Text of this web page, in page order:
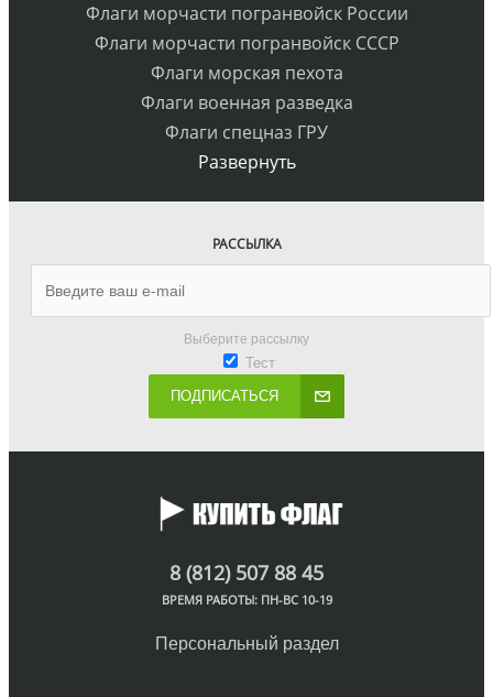
Флаги морчасти погранвойск России
Флаги морчасти погранвойск СССР
Флаги морская пехота
Флаги военная разведка
Флаги спецназ ГРУ
Развернуть
РАССЫЛКА
Выберите рассылку
Тест
ПОДПИСАТЬСЯ
8 (812) 507 88 45
ВРЕМЯ РАБОТЫ: ПН-ВС 10-19
Персональный раздел